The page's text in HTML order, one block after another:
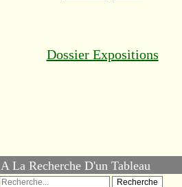
Dossier Expositions
A La Recherche D'un Tableau